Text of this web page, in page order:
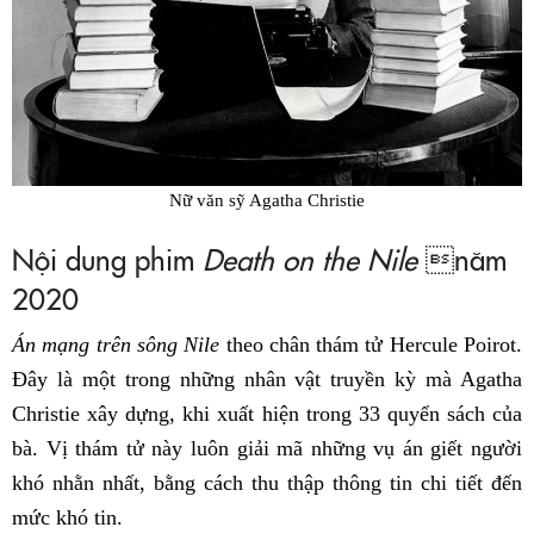
Nữ văn sỹ Agatha Christie
Nội dung phim Death on the Nilenăm
2020
Án mạng trên sông Nile theo chân thám tử Hercule Poirot.
Đây là một trong những nhân vật truyền kỳ mà Agatha
Christie xây dựng, khi xuất hiện trong 33 quyển sách của
bà. Vị thám tử này luôn giải mã những vụ án giết người
khó nhằn nhất, bằng cách thu thập thông tin chi tiết đến
mức khó tin.